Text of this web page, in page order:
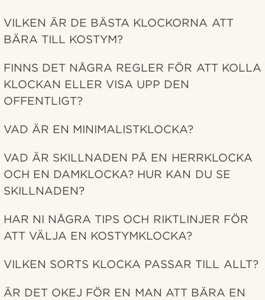
VILKEN ÄR DE BÄSTA KLOCKORNA ATT
BÄRA TILL KOSTYM?
FINNS DET NÅGRA REGLER FÖR ATT KOLLA
KLOCKAN ELLER VISA UPP DEN
OFFENTLIGT?
VAD ÄR EN MINIMALISTKLOCKA?
VAD ÄR SKILLNADEN PÅ EN HERRKLOCKA
OCH EN DAMKLOCKA? HUR KAN DU SE
SKILLNADEN?
HAR NI NÅGRA TIPS OCH RIKTLINJER FÖR
ATT VÄLJA EN KOSTYMKLOCKA?
VILKEN SORTS KLOCKA PASSAR TILL ALLT?
ÄR DET OKEJ FÖR EN MAN ATT BÄRA EN